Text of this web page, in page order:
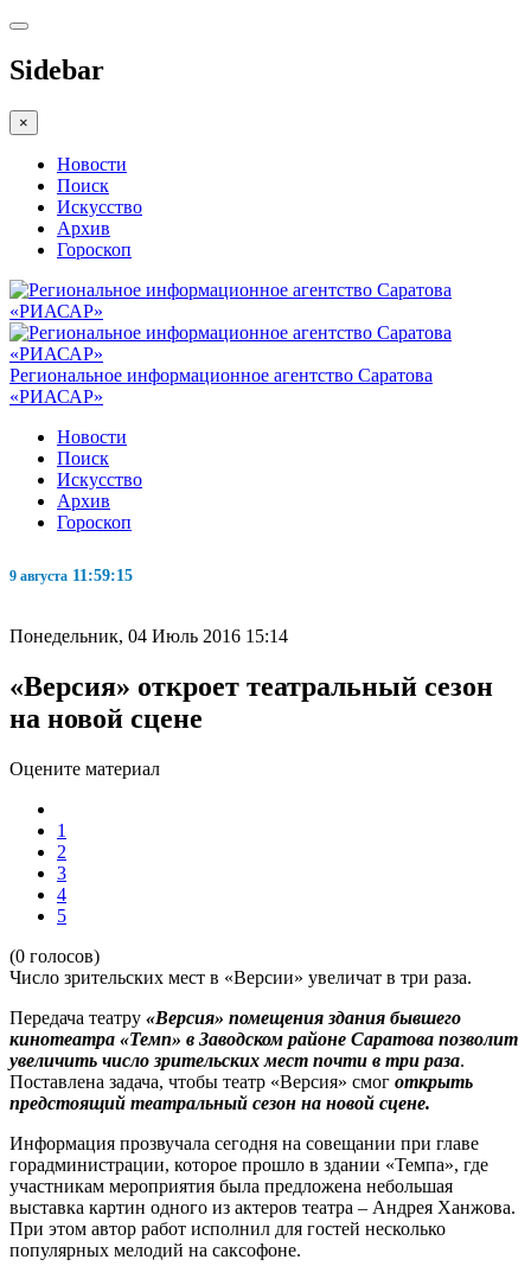
Sidebar
×
Новости
Поиск
Искусство
Архив
Гороскоп
Региональное информационное агентство Саратова
«РИАСАР»
Новости
Поиск
Искусство
Архив
Гороскоп
9 августа 11:59:15
Понедельник, 04 Июль 2016 15:14
«Версия» откроет театральный сезон
на новой сцене
Оцените материал
1
2
3
4
5
(0 голосов)
Число зрительских мест в «Версии» увеличат в три раза.
Передача театру «Версия» помещения здания бывшего
кинотеатра «Темп» в Заводском районе Саратова позволит
увеличить число зрительских мест почти в три раза.
Поставлена задача, чтобы театр «Версия» смог открыть
предстоящий театральный сезон на новой сцене.
Информация прозвучала сегодня на совещании при главе
горадминистрации, которое прошло в здании «Темпа», где
участникам мероприятия была предложена небольшая
выставка картин одного из актеров театра – Андрея Ханжова.
При этом автор работ исполнил для гостей несколько
популярных мелодий на саксофоне.